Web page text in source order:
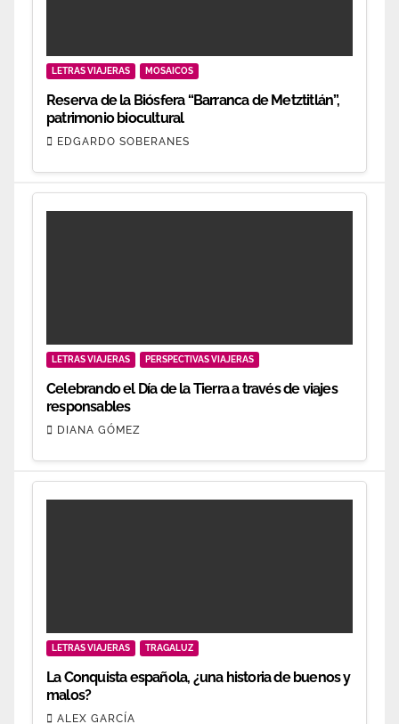
LETRAS VIAJERAS MOSAICOS
Reserva de la Biósfera “Barranca de Metztitlán”,
patrimonio biocultural
EDGARDO SOBERANES
LETRAS VIAJERAS PERSPECTIVAS VIAJERAS
Celebrando el Día de la Tierra a través de viajes
responsables
DIANA GÓMEZ
LETRAS VIAJERAS TRAGALUZ
La Conquista española, ¿una historia de buenos y
malos?
ALEX GARCÍA